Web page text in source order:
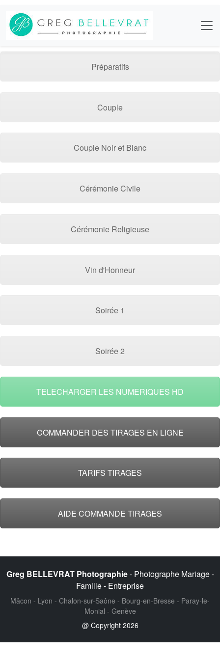
Préparatifs
Couple
Couple Noir et Blanc
Cérémonie Civile
Cérémonie Religieuse
Vin d'Honneur
Soirée 1
Soirée 2
TELECHARGER LES NUMERIQUES HD
COMMANDER DES TIRAGES EN LIGNE
TARIFS TIRAGES
AIDE COMMANDE TIRAGES
Greg BELLEVRAT Photographie- Photographe Mariage -
Famille - Entreprise
Mâcon - Lyon - Chalon-sur-Saône - Bourg-en-Bresse - Paray-le-
Monial - Genève
@ Copyright 2026